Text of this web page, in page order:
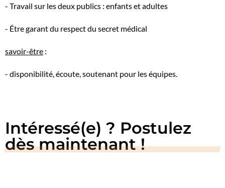
- Travail sur les deux publics : enfants et adultes
- Être garant du respect du secret médical
savoir-être :
- disponibilité, écoute, soutenant pour les équipes.
Intéressé(e) ? Postulez
dès maintenant !